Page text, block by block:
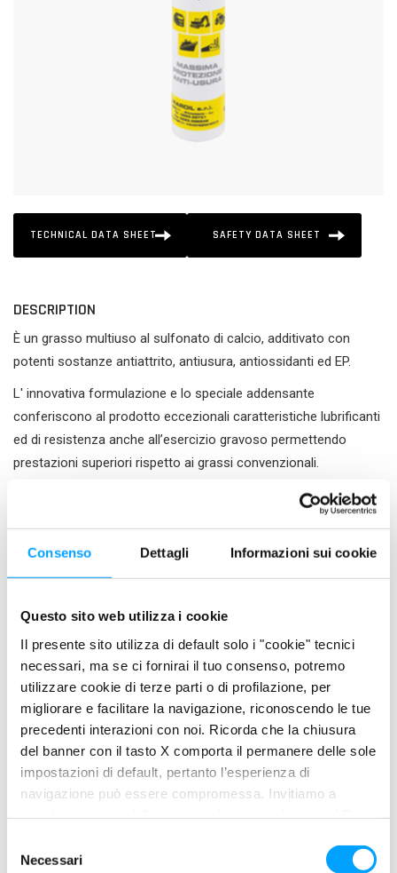
Consenso Dettagli Informazioni sui cookie
Questo sito web utilizza i cookie
Il presente sito utilizza di default solo i "cookie" tecnici
necessari, ma se ci fornirai il tuo consenso, potremo
utilizzare cookie di terze parti o di profilazione, per
migliorare e facilitare la navigazione, riconoscendo le tue
precedenti interazioni con noi. Ricorda che la chiusura
del banner con il tasto X comporta il permanere delle sole
impostazioni di default, pertanto l’esperienza di
navigazione può essere compromessa. Invitiamo a
Privacy Policy.
Necessari
TECHNICAL DATA SHEET SAFETY DATA SHEET
DESCRIPTION
È un grasso multiuso al sulfonato di calcio, additivato con
potenti sostanze antiattrito, antiusura, antiossidanti ed EP.
L' innovativa formulazione e lo speciale addensante
conferiscono al prodotto eccezionali caratteristiche lubrificanti
ed di resistenza anche all’esercizio gravoso permettendo
prestazioni superiori rispetto ai grassi convenzionali.
elevati
180°C, con resistenza ai picchi di temperatura intorno a
Elevata resistenza agli agenti chimici aggressivi e alla
corrosione
Elevata stabilità meccanica
Massima resistenza all’ossidazione, maggior intervalli di
rilubrificazione
Buona adesività e ottime prestazioni in presenza di
acqua